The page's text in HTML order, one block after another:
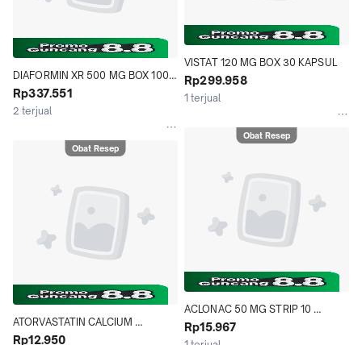
DIAFORMIN XR 500 MG BOX 100
KAPLET
Rp337.551
2 terjual
Obat Resep
ATORVASTATIN CALCIUM
TRIHYDRATE OGB DEXA MEDICA
Rp12.950
VISTAT 120 MG BOX 30 KAPSUL
Rp299.958
1 terjual
Obat Resep
ACLONAC 50 MG STRIP 10
TABLET
Rp15.967